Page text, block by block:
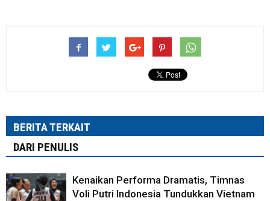
BERITA TERKAIT
DARI PENULIS
Kenaikan Performa Dramatis, Timnas
Voli Putri Indonesia Tundukkan Vietnam